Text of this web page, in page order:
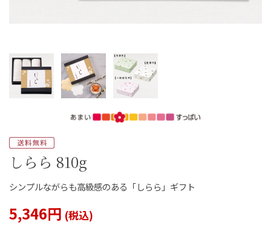
0120-12-2486
【営業時間】8:30～17:30
休業日：日曜・祝日／土曜は不定休
しらら 810g
シンプルながらも高級感のある「しらら」ギフト
5,346円